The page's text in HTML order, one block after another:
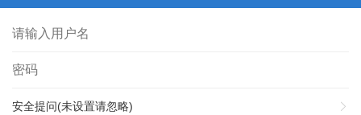
安全提问(未设置请忽略)